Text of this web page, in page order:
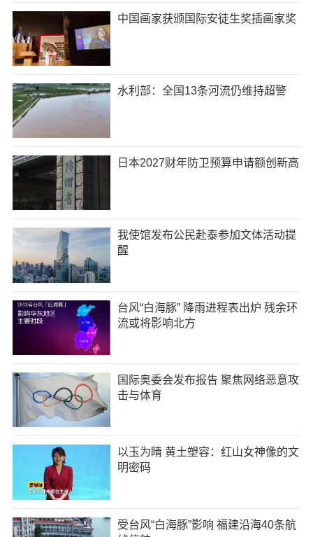
中国画家获颁国际安徒生奖插画家奖
水利部：全国13条河流仍维持超警
日本2027财年防卫预算申请额创新高
我使馆发布公民赴泰参加文体活动提
醒
台风“白海豚” 降雨进程表出炉 残余环
流或将影响北方
国际奥委会发布报告 聚焦网络恶意攻
击与体育
以玉为睛 黄土塑容：红山女神像的文
明密码
受台风“白海豚”影响 福建沿海40条航